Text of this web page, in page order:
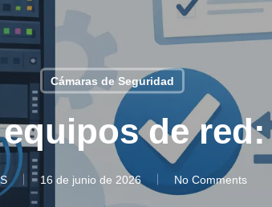
Cámaras de Seguridad
de
16 de junio de 2026 No Comments